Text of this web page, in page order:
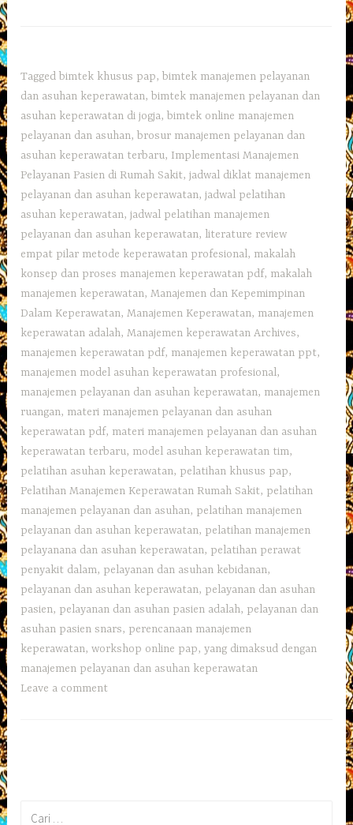
Tagged bimtek khusus pap, bimtek manajemen pelayanan
dan asuhan keperawatan, bimtek manajemen pelayanan dan
asuhan keperawatan di jogja, bimtek online manajemen
pelayanan dan asuhan, brosur manajemen pelayanan dan
asuhan keperawatan terbaru, Implementasi Manajemen
Pelayanan Pasien di Rumah Sakit,jadwal diklat manajemen
pelayanan dan asuhan keperawatan,jadwal pelatihan
asuhan keperawatan,jadwal pelatihan manajemen
pelayanan dan asuhan keperawatan, literature review
empat pilar metode keperawatan profesional, makalah
konsep dan proses manajemen keperawatan pdf, makalah
manajemen keperawatan,Manajemen dan Kepemimpinan
Dalam Keperawatan,Manajemen Keperawatan, manajemen
keperawatan adalah,Manajemen keperawatan Archives,
manajemen keperawatan pdf, manajemen keperawatan ppt,
manajemen model asuhan keperawatan profesional,
manajemen pelayanan dan asuhan keperawatan, manajemen
ruangan, materi manajemen pelayanan dan asuhan
keperawatan pdf, materi manajemen pelayanan dan asuhan
keperawatan terbaru, model asuhan keperawatan tim,
pelatihan asuhan keperawatan, pelatihan khusus pap,
Pelatihan Manajemen Keperawatan Rumah Sakit, pelatihan
manajemen pelayanan dan asuhan, pelatihan manajemen
pelayanan dan asuhan keperawatan, pelatihan manajemen
pelayanana dan asuhan keperawatan, pelatihan perawat
penyakit dalam, pelayanan dan asuhan kebidanan,
pelayanan dan asuhan keperawatan, pelayanan dan asuhan
pasien, pelayanan dan asuhan pasien adalah, pelayanan dan
asuhan pasien snars, perencanaan manajemen
keperawatan,workshop online pap,yang dimaksud dengan
manajemen pelayanan dan asuhan keperawatan
Leave a comment